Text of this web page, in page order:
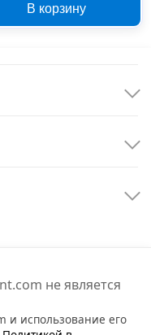
В корзину
не является
и использование его